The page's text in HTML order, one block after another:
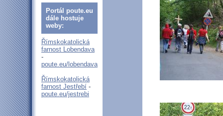
Portál poute.eu
dále hostuje
weby:
Římskokatolická
farnost Lobendava
-
poute.eu/lobendava
Římskokatolická
farnost Jestřebí -
poute.eu/jestrebi